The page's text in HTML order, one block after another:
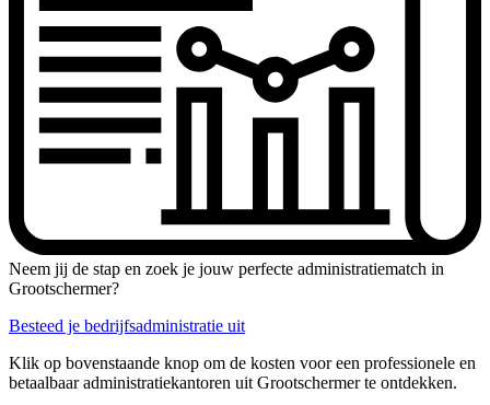
Neem jij de stap en zoek je jouw perfecte administratiematch in
Grootschermer?
Besteed je bedrijfsadministratie uit
Klik op bovenstaande knop om de kosten voor een professionele en
betaalbaar administratiekantoren uit Grootschermer te ontdekken.